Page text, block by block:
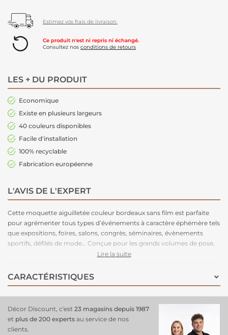
Estimez vos frais de livraison.
Ce produit n'est ni repris ni échangé.
Consultez nos conditions de retours
LES + DU PRODUIT
Economique
Existe en plusieurs largeurs
40 couleurs disponibles
Facile d'installation
100% recyclable
Fabrication européenne
L'AVIS DE L'EXPERT
Cette moquette aiguilletée couleur bordeaux sans film est parfaite
pour agrémenter tous types d’événements à caractère éphémère tels
que expositions, foires, salons, congrès, séminaires, évènements
sportifs, défilés de mode… Conçue pour les grands volumes de pose,
cette moquette est légère à manipuler, facile à couper, rapide à poser
moquette peut être posée en bord à bord ou en superposé. Parce
que le respect de l’environnement est la priorité de notre fabriquant
permettant un recyclage total après l’événement.
Lire la suite
CARACTÉRISTIQUES
Décor Discount, c'est 23 magasins depuis 1987
et plus de 200 experts au service de nos
clients.